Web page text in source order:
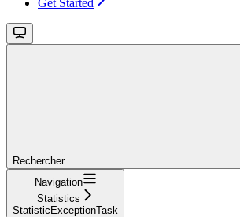
Rechercher...
Navigation
Statistics
StatisticExceptionTask